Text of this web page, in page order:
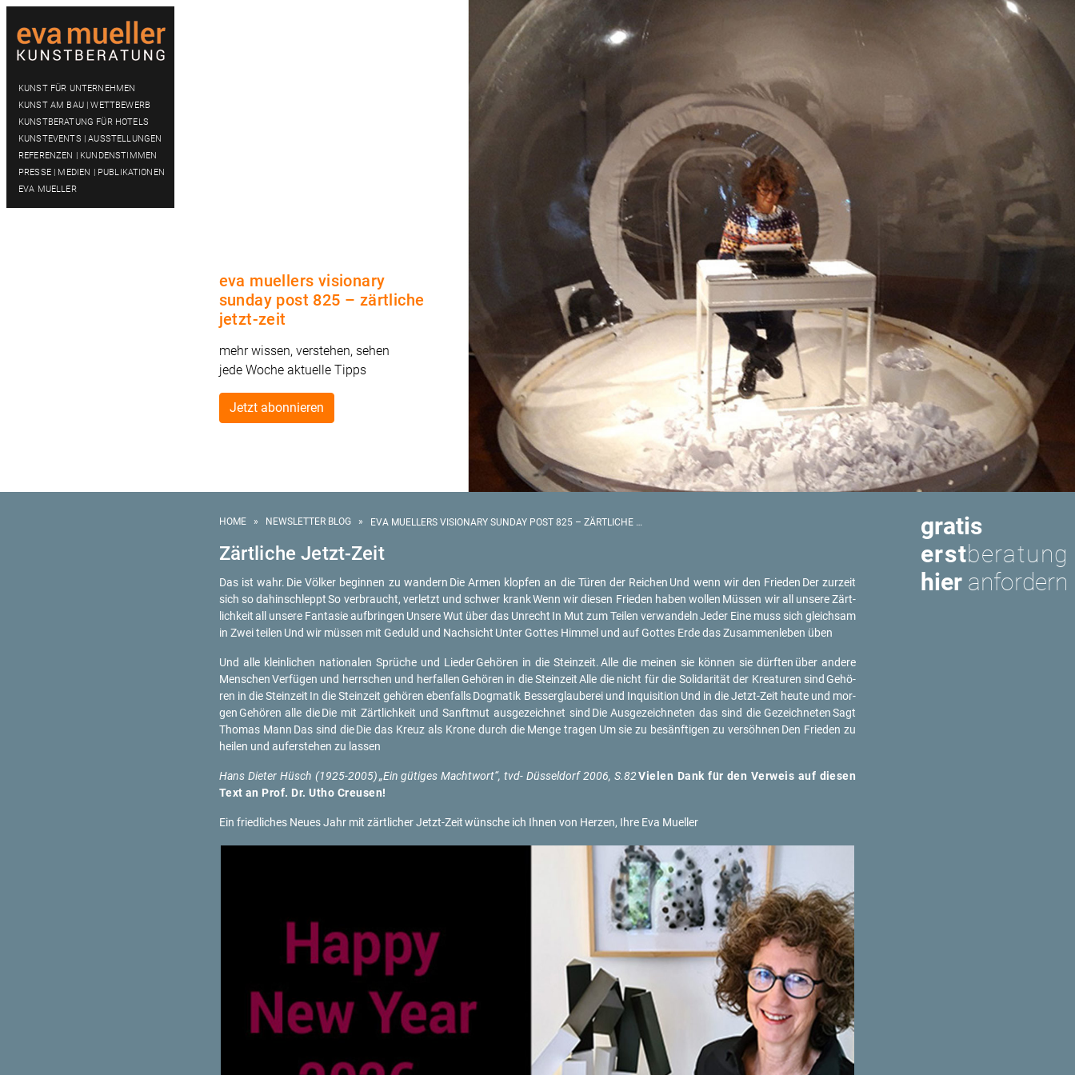
KUNST FÜR UNTERNEHMEN
KUNST AM BAU | WETTBEWERB
KUNSTBERATUNG FÜR HOTELS
KUNSTEVENTS | AUSSTELLUNGEN
REFERENZEN | KUNDENSTIMMEN
PRESSE | MEDIEN | PUBLIKATIONEN
EVA MUELLER
eva muellers visionary
sunday post 825 – zärtliche
jetzt-zeit
mehr wissen, verstehen, sehen
jede Woche aktuelle Tipps
Jetzt abonnieren
HOME» NEWSLETTER BLOG» EVA MUELLERS VISIONARY SUNDAY POST 825 – ZÄRTLICHE JETZT-ZEIT
Zärt­li­che Jetzt-Zeit
Das ist wahr. Die Völ­ker be­gin­nen zu wan­dern Die Armen klop­fen an die Türen der Rei­chen Und wenn wir den Frie­den Der zur­zeit
sich so da­hin­schleppt So ver­braucht, ver­letzt und schwer krankWenn wir die­sen Frie­den haben wol­len Müs­sen wir all un­se­re Zärt­
lich­keitall un­se­re Fan­ta­sie auf­brin­gen Un­se­re Wut über das Un­recht In Mut zum Tei­len ver­wan­deln Jeder Eine muss sich gleich­sam
in Zwei tei­len Und wir müs­sen mit Ge­duld und Nach­sicht Unter Got­tes Him­mel und auf Got­tes Erde das Zu­sam­men­le­ben üben
Und alle klein­li­chen na­tio­na­len Sprü­che und Lie­derGe­hö­ren in die Stein­zeit. Alle die mei­nen sie kön­nen sie dürf­ten über an­de­re
Men­schenVer­fü­gen und herr­schen und her­fal­lenGe­hö­ren in die Stein­zeit Alle die nicht für die So­li­da­ri­tät der Krea­tu­ren sind Ge­hö­
ren in die Stein­zeit In die Stein­zeit ge­hö­ren eben­fallsDog­ma­tik Bes­ser­glau­be­rei und In­qui­si­ti­on Und in die Jetzt-Zeit heute und mor­
genGe­hö­ren alle dieDie mit Zärt­lich­keit und Sanft­mut aus­ge­zeich­net sind Die Aus­ge­zeich­ne­ten das sind die Ge­zeich­ne­ten Sagt
Tho­mas Mann Das sind die Die das Kreuz als Krone durch die Menge tra­gen Um sie zu be­sänf­ti­gen zu ver­söh­nen Den Frie­den zu
hei­len und auf­er­ste­hen zu las­sen
Hans Die­ter Hüsch (1925-2005)„Ein gü­ti­ges Macht­wort“, tvd- Düs­sel­dorf 2006, S.82 Vie­len Dank für den Ver­weis auf die­sen
Text an Prof. Dr. Utho Creu­sen!
Ein fried­li­ches Neues Jahr mit zärt­li­cher Jetzt-Zeitwün­sche ich Ihnen von Her­zen, Ihre Eva Mu­el­ler
gratis
erstberatung
hier anfordern